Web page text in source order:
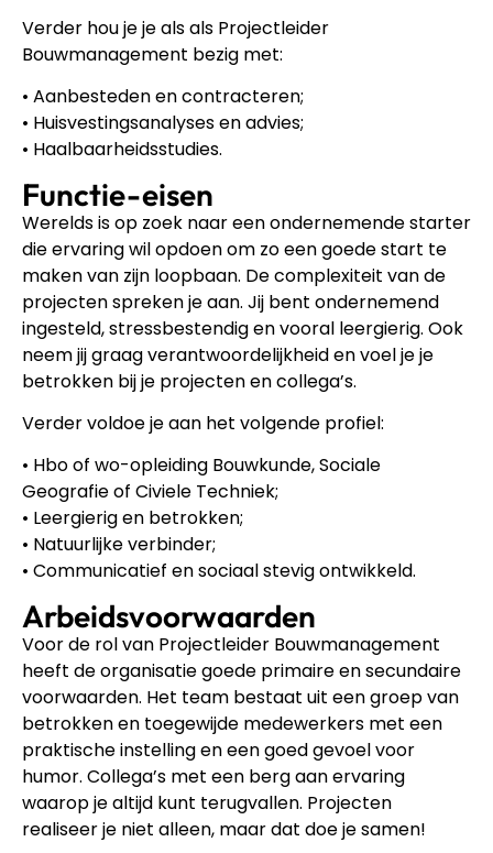
Verder hou je je als als Projectleider
Bouwmanagement bezig met:
• Aanbesteden en contracteren;
• Huisvestingsanalyses en advies;
• Haalbaarheidsstudies.
Functie-eisen
Werelds is op zoek naar een ondernemende starter
die ervaring wil opdoen om zo een goede start te
maken van zijn loopbaan. De complexiteit van de
projecten spreken je aan. Jij bent ondernemend
ingesteld, stressbestendig en vooral leergierig. Ook
neem jij graag verantwoordelijkheid en voel je je
betrokken bij je projecten en collega’s.
Verder voldoe je aan het volgende profiel:
• Hbo of wo-opleiding Bouwkunde, Sociale
Geografie of Civiele Techniek;
• Leergierig en betrokken;
• Natuurlijke verbinder;
• Communicatief en sociaal stevig ontwikkeld.
Arbeidsvoorwaarden
Voor de rol van Projectleider Bouwmanagement
heeft de organisatie goede primaire en secundaire
voorwaarden. Het team bestaat uit een groep van
betrokken en toegewijde medewerkers met een
praktische instelling en een goed gevoel voor
humor. Collega’s met een berg aan ervaring
waarop je altijd kunt terugvallen. Projecten
realiseer je niet alleen, maar dat doe je samen!